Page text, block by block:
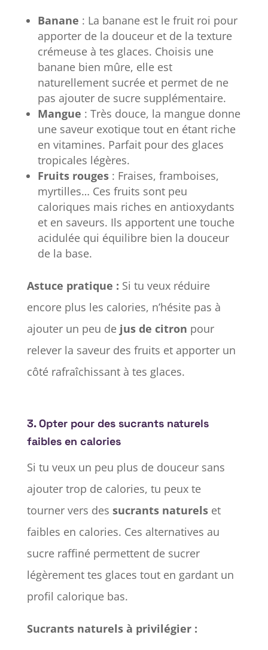
Banane : La banane est le fruit roi pour
apporter de la douceur et de la texture
crémeuse à tes glaces. Choisis une
banane bien mûre, elle est
naturellement sucrée et permet de ne
pas ajouter de sucre supplémentaire.
Mangue : Très douce, la mangue donne
une saveur exotique tout en étant riche
en vitamines. Parfait pour des glaces
tropicales légères.
Fruits rouges: Fraises, framboises,
myrtilles… Ces fruits sont peu
caloriques mais riches en antioxydants
et en saveurs. Ils apportent une touche
acidulée qui équilibre bien la douceur
de la base.
Astuce pratique : Si tu veux réduire
encore plus les calories, n’hésite pas à
ajouter un peu de jus de citron pour
relever la saveur des fruits et apporter un
côté rafraîchissant à tes glaces.
3. Opter pour des sucrants naturels
faibles en calories
Si tu veux un peu plus de douceur sans
ajouter trop de calories, tu peux te
tourner vers des sucrants naturelset
faibles en calories. Ces alternatives au
sucre raffiné permettent de sucrer
légèrement tes glaces tout en gardant un
profil calorique bas.
Sucrants naturels à privilégier :